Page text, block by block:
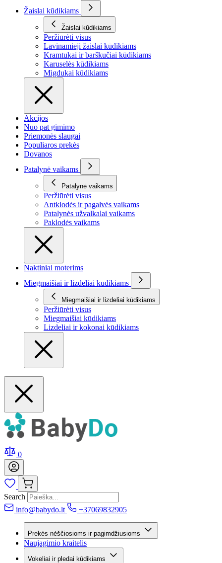
Žaislai kūdikiams
Žaislai kūdikiams
Peržiūrėti visus
Lavinamieji žaislai kūdikiams
Kramtukai ir barškučiai kūdikiams
Karuselės kūdikiams
Migdukai kūdikiams
Akcijos
Nuo pat gimimo
Priemonės slaugai
Populiaros prekės
Dovanos
Patalynė vaikams
Patalynė vaikams
Peržiūrėti visus
Antklodės ir pagalvės vaikams
Patalynės užvalkalai vaikams
Paklodės vaikams
Naktiniai moterims
Miegmaišiai ir lizdeliai kūdikiams
Miegmaišiai ir lizdeliai kūdikiams
Peržiūrėti visus
Miegmaišiai kūdikiams
Lizdeliai ir kokonai kūdikiams
0
Search
info@babydo.lt
+37069832905
Prekės nėščiosioms ir pagimdžiusioms
Naujagimio kraitelis
Vokeliai ir pledai kūdikiams